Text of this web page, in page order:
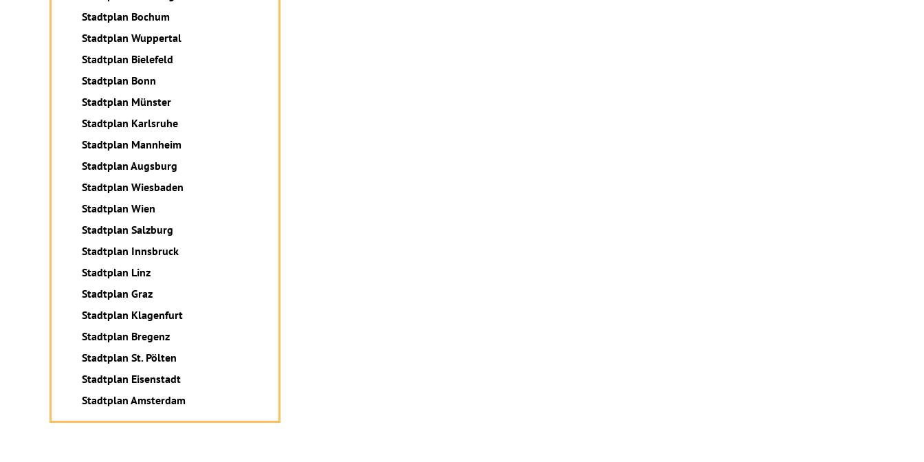
Stadtplan Bochum
Stadtplan Wuppertal
Stadtplan Bielefeld
Stadtplan Bonn
Stadtplan Münster
Stadtplan Karlsruhe
Stadtplan Mannheim
Stadtplan Augsburg
Stadtplan Wiesbaden
Stadtplan Wien
Stadtplan Salzburg
Stadtplan Innsbruck
Stadtplan Linz
Stadtplan Graz
Stadtplan Klagenfurt
Stadtplan Bregenz
Stadtplan St. Pölten
Stadtplan Eisenstadt
Stadtplan Amsterdam